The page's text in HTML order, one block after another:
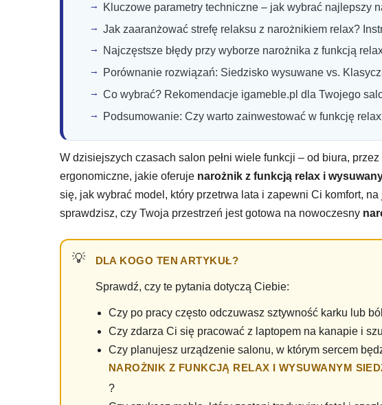
Kluczowe parametry techniczne – jak wybrać najlepszy
Jak zaaranżować strefę relaksu z narożnikiem relax?
Najczęstsze błędy przy wyborze narożnika z funkcją
Porównanie rozwiązań: Siedzisko wysuwane vs.
Co wybrać? Rekomendacje igameble.pl dla Twojego
Podsumowanie: Czy warto zainwestować w funkcję
W dzisiejszych czasach salon pełni wiele funkcji – od biura,
ergonomiczne, jakie oferuje narożnik z funkcją relax i
się, jak wybrać model, który przetrwa lata i zapewni Ci komfort,
sprawdzisz, czy Twoja przestrzeń jest gotowa na nowoczesny
DLA KOGO TEN ARTYKUŁ?
Sprawdź, czy te pytania dotyczą Ciebie:
Czy po pracy często odczuwasz sztywność karku lub
Czy zdarza Ci się pracować z laptopem na kanapie i
Czy planujesz urządzenie salonu, w którym sercem
NAROŻNIK Z FUNKCJĄ RELAX I WYSUWANYM
?